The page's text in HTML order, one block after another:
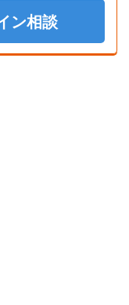
ン相談